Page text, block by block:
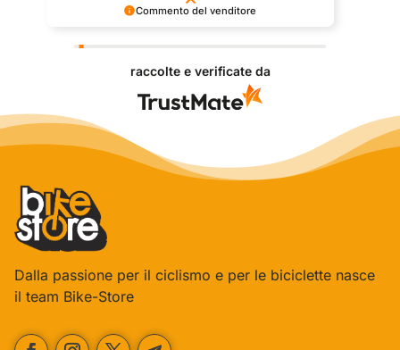
Commento del venditore
servizio giusto a clienti così fantastici. Grazie
raccolte e verificate da
Dalla passione per il ciclismo e per le biciclette nasce
il team Bike-Store